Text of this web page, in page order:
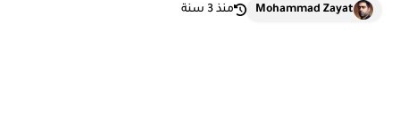
Mohammad Zayat منذ 3 سنة